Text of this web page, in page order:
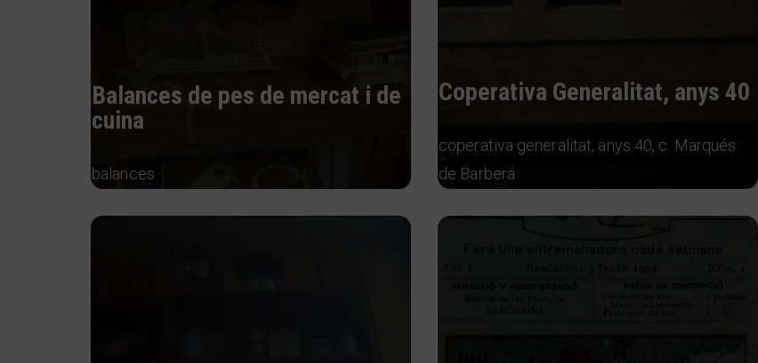
Balances de pes de mercat i de
cuina
balances
Coperativa Generalitat, anys 40
coperativa generalitat, anys 40, c. Marqués
de Barberá